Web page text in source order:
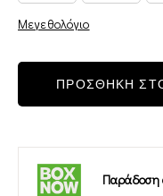
Μεγεθολόγιο
ΠΡΟΣΘΗΚΗ
Παράδοση